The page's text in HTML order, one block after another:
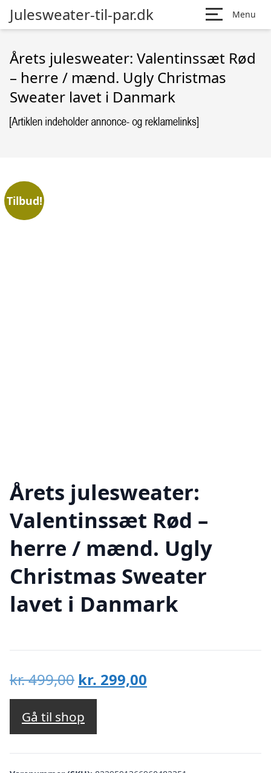
Julesweater-til-par.dk Menu
Årets julesweater: Valentinssæt Rød
– herre / mænd. Ugly Christmas
Sweater lavet i Danmark
Tilbud!
Årets julesweater:
Valentinssæt Rød –
herre / mænd. Ugly
Christmas Sweater
lavet i Danmark
kr.499,00 Den
oprindelige
pris
var:
kr. 499,00.
kr. 299,00
kr. 299,00.
Gå til shop